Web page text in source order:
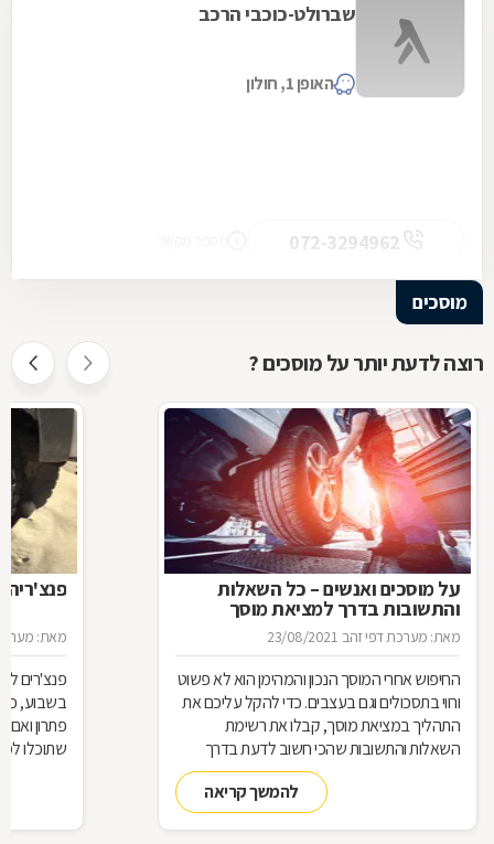
שברולט-כוכבי הרכב
האופן 1, חולון
מוסכים
רוצה לדעת יותר על מוסכים ?
על מוסכים ואנשים – כל השאלות
והתשובות בדרך למציאת מוסך
מאת: מערכת דפי זהב 23/08/2021
החיפוש אחרי המוסך הנכון והמהימן הוא לא פשוט
ורווי בתסכולים וגם בעצבים. כדי להקל עליכם את
התהליך במציאת מוסך, קבלו את רשימת
השאלות והתשובות שהכי חשוב לדעת בדרך
להמשך קריאה
מאת:
פנצ'רים
בשבוע,
פתרון
שתוכלו